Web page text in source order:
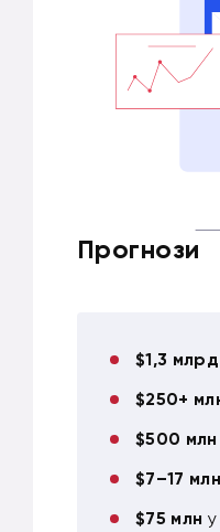
Прогнози
$1,3 млрд
$250+
$500 млн
$7–17 млн
$75 млн